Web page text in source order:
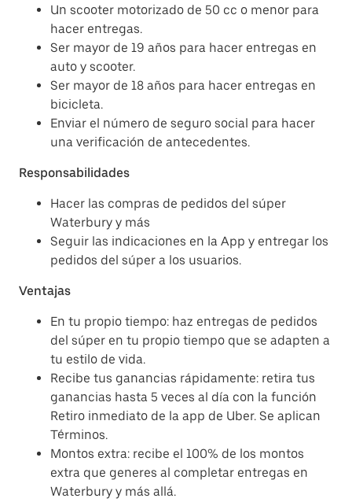
Un scooter motorizado de 50 cc o menor para
hacer entregas.
Ser mayor de 19 años para hacer entregas en
auto y scooter.
Ser mayor de 18 años para hacer entregas en
bicicleta.
Enviar el número de seguro social para hacer
una verificación de antecedentes.
Responsabilidades
Hacer las compras de pedidos del súper
Waterbury y más
Seguir las indicaciones en la App y entregar los
pedidos del súper a los usuarios.
Ventajas
En tu propio tiempo: haz entregas de pedidos
del súper en tu propio tiempo que se adapten a
tu estilo de vida.
Recibe tus ganancias rápidamente: retira tus
ganancias hasta 5 veces al día con la función
Retiro inmediato de la app de Uber. Se aplican
Términos.
Montos extra: recibe el 100% de los montos
extra que generes al completar entregas en
Waterbury y más allá.